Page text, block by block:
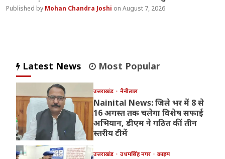
Mohan Chandra Joshi August 7, 2026
Latest News Most Popular
उत्तराखंड नैनीताल
Nainital News: जिले भर में 8 से
16 अगस्त तक चलेगा विशेष सफाई
अभियान, डीएम ने गठित कीं तीन
स्तरीय टीमें
उत्तराखंड उधमसिंह नगर क्राइम